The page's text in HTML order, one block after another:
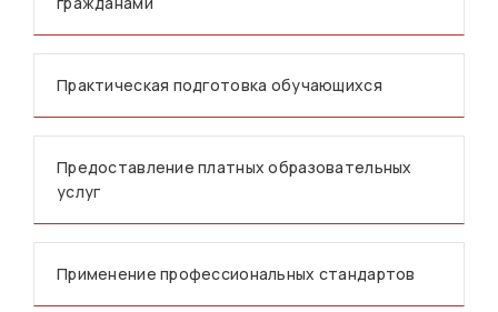
Практическая подготовка обучающихся
Предоставление платных образовательных
услуг
Применение профессиональных стандартов